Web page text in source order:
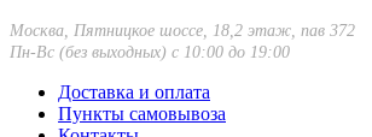
Москва, Пятницкое шоссе, 18,2 этаж, пав 372
Пн-Вс (без выходных) с 10:00 до 19:00
Доставка и оплата
Пункты самовывоза